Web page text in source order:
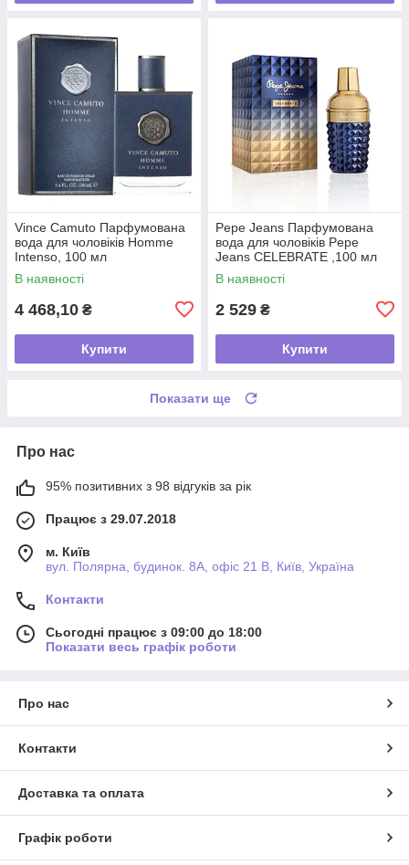
Vince Camuto Парфумована
вода для чоловіків Homme
Intenso, 100 мл
В наявності
4 468,10 ₴
Купити
Pepe Jeans Парфумована
вода для чоловіків Pepe
Jeans CELEBRATE ,100 мл
В наявності
2 529 ₴
Купити
Показати ще
Про нас
95% позитивних з 98 відгуків за рік
Працює з 29.07.2018
м. Київ
вул. Полярна, будинок. 8А, офіс 21 В, Київ, Україна
Контакти
Сьогодні працює з 09:00 до 18:00
Показати весь графік роботи
Про нас
Контакти
Доставка та оплата
Графік роботи